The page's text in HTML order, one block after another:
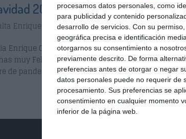
procesamos datos personales, como
para publicidad y contenido
desarrollo de servicios. Con su
geográfica precisa e identificación
otorgarnos su consentimiento a
previamente descrito. De forma
preferencias antes de otorgar o negar
datos personales puede no requerir de
procesamiento. Sus preferencias se
consentimiento en cualquier momento
inferior de la página web.
2020
Enrique Garcia Ballesteros|Dic 24, 2020 |Sin
Enrique García Ballesteros les desea a todos
muy Felices Fiestas y el deseo especial de que
de pandemia y de crisis económica. Y por